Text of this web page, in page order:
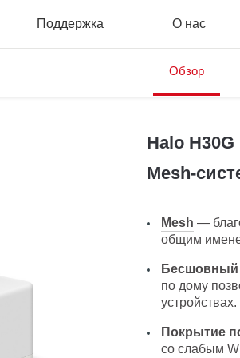
Поддержка О нас
Обзор
Halo H30G
Mesh —
общим
Бесшовный
по дому
устройствах.
Покрытие
со слабым